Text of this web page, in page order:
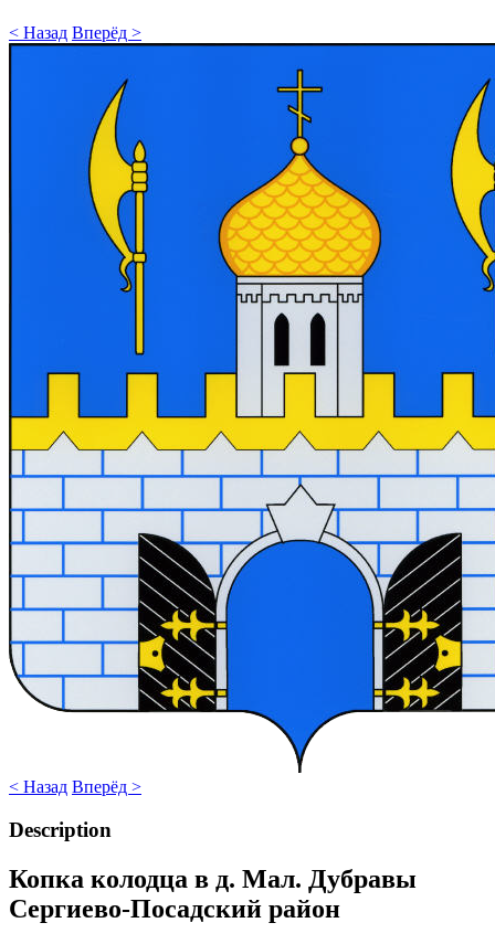
< Назад Вперёд >
< Назад Вперёд >
Description
Копка колодца в д. Мал. Дубравы
Сергиево-Посадский район